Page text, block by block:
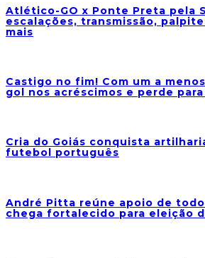
Atlético-GO x Ponte Preta pela
escalações, transmissão,
mais
Castigo no fim! Com um a
gol nos acréscimos e perde
Cria do Goiás conquista
futebol português
André Pitta reúne apoio de
chega fortalecido para eleição